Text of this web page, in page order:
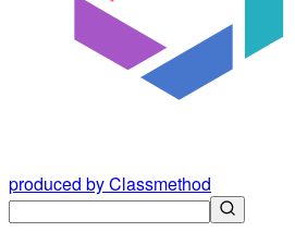
produced by Classmethod